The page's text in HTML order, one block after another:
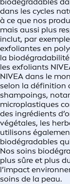
dans les cycles
à ce que nos
mais aussi plus
inclut, par
exfoliantes en
la
les exfoliants
NIVEA dans le
selon la définition
shampoings,
microplastiques
des ingrédients
végétales, les
utilisons
biodégradables
Nos soins
plus sûre et plus
l’impact
soins de la peau.